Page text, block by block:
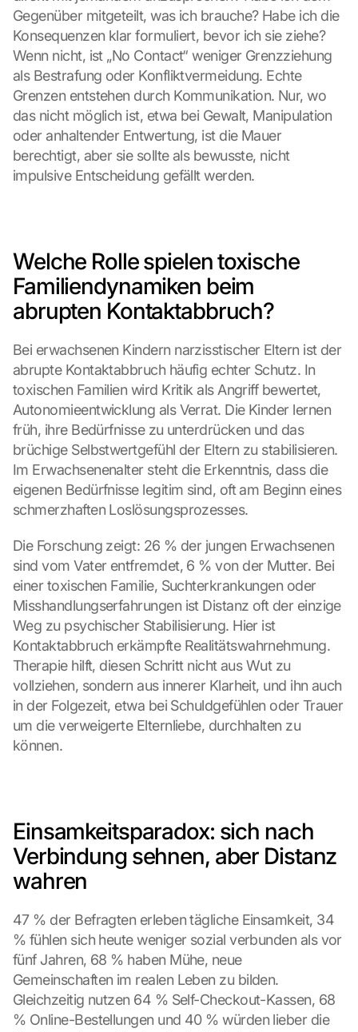
Gegenüber mitgeteilt, was ich brauche? Habe ich die
Konsequenzen klar formuliert, bevor ich sie ziehe?
Wenn nicht, ist „No Contact“ weniger Grenzziehung
als Bestrafung oder Konfliktvermeidung. Echte
Grenzen entstehen durch Kommunikation. Nur, wo
das nicht möglich ist, etwa bei Gewalt, Manipulation
oder anhaltender Entwertung, ist die Mauer
berechtigt, aber sie sollte als bewusste, nicht
impulsive Entscheidung gefällt werden.
Welche Rolle spielen toxische
Familiendynamiken beim
abrupten Kontaktabbruch?
Bei erwachsenen Kindern narzisstischer Eltern ist der
abrupte Kontaktabbruch häufig echter Schutz. In
toxischen Familien wird Kritik als Angriff bewertet,
Autonomieentwicklung als Verrat. Die Kinder lernen
früh, ihre Bedürfnisse zu unterdrücken und das
brüchige Selbstwertgefühl der Eltern zu stabilisieren.
Im Erwachsenenalter steht die Erkenntnis, dass die
eigenen Bedürfnisse legitim sind, oft am Beginn eines
schmerzhaften Loslösungsprozesses.
Die Forschung zeigt: 26 % der jungen Erwachsenen
sind vom Vater entfremdet, 6 % von der Mutter. Bei
einer toxischen Familie, Suchterkrankungen oder
Misshandlungserfahrungen ist Distanz oft der einzige
Weg zu psychischer Stabilisierung. Hier ist
Kontaktabbruch erkämpfte Realitätswahrnehmung.
Therapie hilft, diesen Schritt nicht aus Wut zu
vollziehen, sondern aus innerer Klarheit, und ihn auch
in der Folgezeit, etwa bei Schuldgefühlen oder Trauer
um die verweigerte Elternliebe, durchhalten zu
können.
Einsamkeitsparadox: sich nach
Verbindung sehnen, aber Distanz
wahren
47 % der Befragten erleben tägliche Einsamkeit, 34
% fühlen sich heute weniger sozial verbunden als vor
fünf Jahren, 68 % haben Mühe, neue
Gemeinschaften im realen Leben zu bilden.
Gleichzeitig nutzen 64 % Self-Checkout-Kassen, 68
% Online-Bestellungen und 40 % würden lieber die